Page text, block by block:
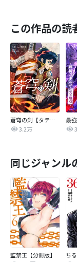
この作品の読
蒼穹の剣【タテヨミ】
3.2万
同じジャンル
監禁王【分冊版】